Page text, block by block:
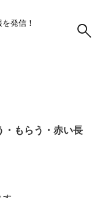
発信！
・もらう・赤い長